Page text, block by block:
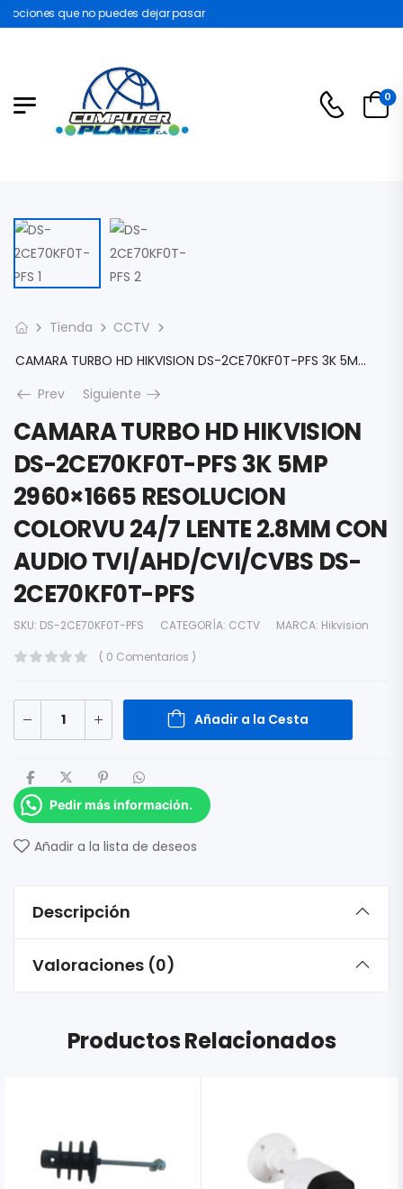
que no puedes dejar pasar
0
Tienda
CCTV
CAMARA TURBO HD HIKVISION DS-2CE70KF0T-PFS 3K 5MP 2960×1665 RESOLUCION COLORVU 24/7 LENTE 2.8MM CON AUDIO TVI/AHD/CVI/CVBS DS-2CE70KF0T-PFS
Prev
Siguiente
CAMARA TURBO HD HIKVISION
DS-2CE70KF0T-PFS 3K 5MP
2960×1665 RESOLUCION
COLORVU 24/7 LENTE 2.8MM CON
AUDIO TVI/AHD/CVI/CVBS DS-
2CE70KF0T-PFS
SKU: DS-2CE70KF0T-PFS CATEGORÍA: CCTV MARCA: Hikvision
( 0 Comentarios )
Añadir a la Cesta
Pedir más información.
Añadir a la lista de deseos
Descripción
Valoraciones (0)
Productos Relacionados